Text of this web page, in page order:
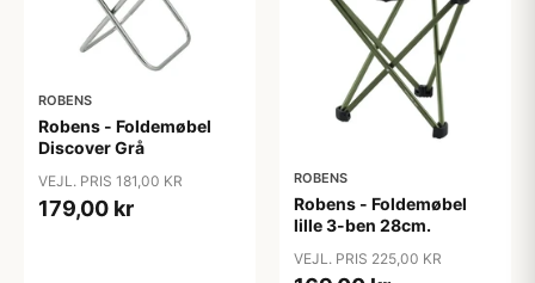
ROBENS
Robens - Foldemøbel
Discover Grå
VEJL. PRIS 181,00 KR
179,00 kr
ROBENS
Robens - Foldemøbel
lille 3-ben 28cm.
VEJL. PRIS 225,00 KR